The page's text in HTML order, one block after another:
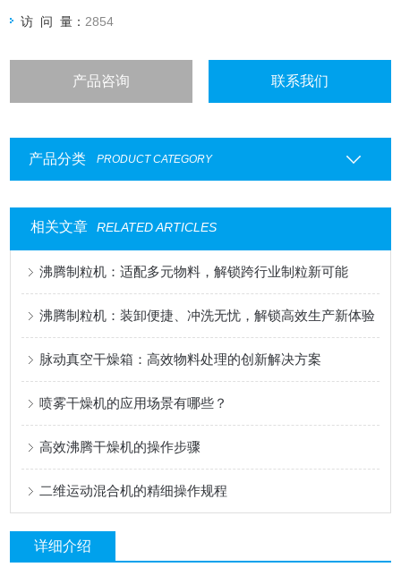
访 问 量： 2854
产品咨询 联系我们
产品分类 PRODUCT CATEGORY
相关文章 RELATED ARTICLES
沸腾制粒机：适配多元物料，解锁跨行业制粒新可能
沸腾制粒机：装卸便捷、冲洗无忧，解锁高效生产新体验
脉动真空干燥箱：高效物料处理的创新解决方案
喷雾干燥机的应用场景有哪些？
高效沸腾干燥机的操作步骤
二维运动混合机的精细操作规程
详细介绍